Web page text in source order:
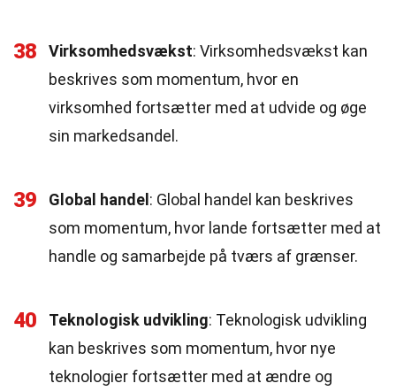
38 Virksomhedsvækst: Virksomhedsvækst kan
beskrives som momentum, hvor en
virksomhed fortsætter med at udvide og øge
sin markedsandel.
39 Global handel : Global handel kan beskrives
som momentum, hvor lande fortsætter med at
handle og samarbejde på tværs af grænser.
40 Teknologisk udvikling: Teknologisk udvikling
kan beskrives som momentum, hvor nye
teknologier fortsætter med at ændre og